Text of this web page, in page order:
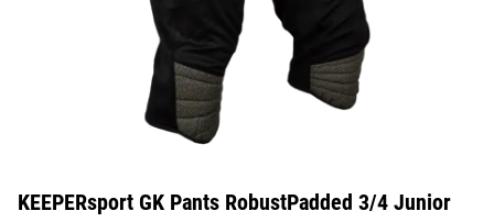
KEEPERsport GK Pants RobustPadded 3/4 Junior